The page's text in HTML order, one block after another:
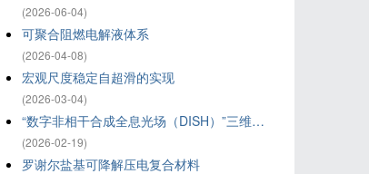
(2026-06-04)
可聚合阻燃电解液体系
(2026-04-08)
宏观尺度稳定自超滑的实现
(2026-03-04)
“数字非相干合成全息光场（DISH）”三维打印技术
(2026-02-19)
罗谢尔盐基可降解压电复合材料